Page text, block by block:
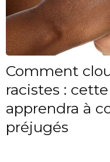
Comment
racistes :
apprendra à
préjugés